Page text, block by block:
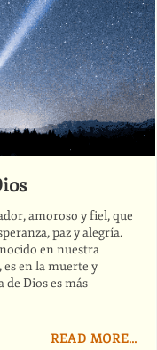
amoroso y fiel, que
paz y alegría.
en nuestra
en la muerte y
de Dios es más
READ MORE…